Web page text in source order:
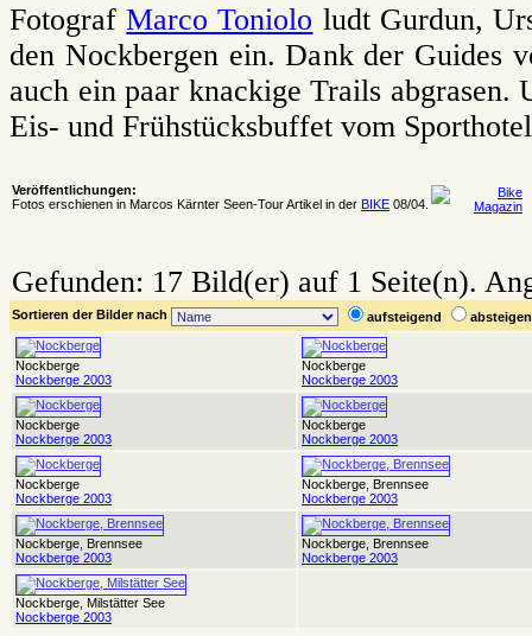
FotografMarco Toniolo ludt Gurdun,
den Nockbergen ein. Dank der Guides
auch ein paar knackige Trails abgrasen.
Eis- und Frühstücksbuffet vom
Veröffentlichungen:
Fotos erschienen in Marcos Kärnter Seen-Tour Artikel in der BIKE 08/04.
Gefunden: 17 Bild(er) auf 1 Seite(n).
Sortieren der Bilder nach aufsteigend
Nockberge
Nockberge 2003
Nockberge
Nockberge 2003
Nockberge
Nockberge 2003
Nockberge
Nockberge 2003
Nockberge
Nockberge 2003
Nockberge, Brennsee
Nockberge 2003
Nockberge, Brennsee
Nockberge 2003
Nockberge, Brennsee
Nockberge 2003
Nockberge, Milstätter See
Nockberge 2003